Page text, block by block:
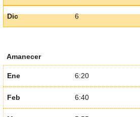
Dic 6
Amanecer
Ene 6:20
Feb 6:40